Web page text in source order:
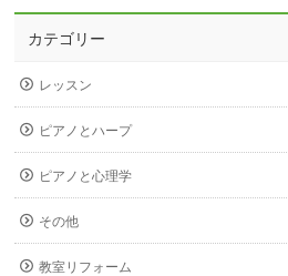
カテゴリー
レッスン
ピアノとハープ
ピアノと心理学
その他
教室リフォーム